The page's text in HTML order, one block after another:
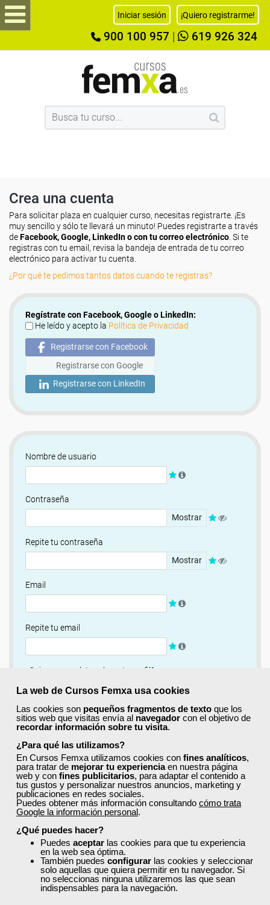
La web de Cursos Femxa usa cookies
Las cookies son pequeños fragmentos de texto que los
sitios web que visitas envía al navegador con el objetivo de
recordar información sobre tu visita.
¿Para qué las utilizamos?
En Cursos Femxa utilizamos cookies con fines analíticos,
para tratar de mejorar tu experienciaen nuestra página
web y con fines publicitarios, para adaptar el contenido a
tus gustos y personalizar nuestros anuncios, marketing y
publicaciones en redes sociales.
Puedes obtener más información consultando cómo trata
Google la información personal.
¿Qué puedes hacer?
Puedes aceptar las cookies para que tu experiencia
en la web sea óptima.
También puedes configurar las cookies y seleccionar
solo aquellas que quiera permitir en tu navegador. Si
no seleccionas ninguna utilizaremos las que sean
indispensables para la navegación.
Iniciar sesión ¡Quiero registrarme!
900 100 957 619 926 324
Crea una cuenta
Para solicitar plaza en cualquier curso, necesitas registrarte. ¡Es
muy sencillo y sólo te llevará un minuto! Puedes registrarte a través
deFacebook, Google, LinkedIn o con tu correo electrónico . Si te
registras con tu email, revisa la bandeja de entrada de tu correo
electrónico para activar tu cuenta.
¿Por qué te pedimos tantos datos cuando te registras?
Regístrate con Facebook, Google o LinkedIn:
He leído y acepto la Política de Privacidad
Registrarse con Facebook
Registrarse con Google
Registrarse con LinkedIn
Nombre de usuario
Contraseña
Mostrar
Repite tu contraseña
Mostrar
Email
Repite tu email
¿Quieres completar ahora tu perfil?
Si
No, completaré mi perfil más adelante
Newsletter
Si, quiero recibir información sobre cursos, ofertas
exclusivas y recursos para el aprendizaje.
Términos y condiciones
He leído y acepto la Política de Privacidad
Registrarse
Quiénes Somos: